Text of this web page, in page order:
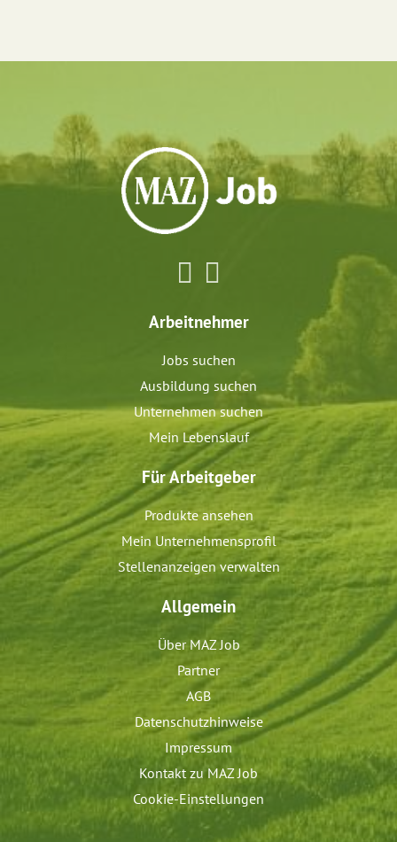
Arbeitnehmer
Jobs suchen
Ausbildung suchen
Unternehmen suchen
Mein Lebenslauf
Für Arbeitgeber
Produkte ansehen
Mein Unternehmensprofil
Stellenanzeigen verwalten
Allgemein
Über MAZ Job
Partner
AGB
Datenschutzhinweise
Impressum
Kontakt zu MAZ Job
Cookie-Einstellungen